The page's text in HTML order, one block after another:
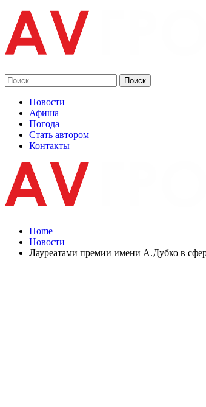
Новости
Афиша
Погода
Стать автором
Контакты
Home
Новости
Лауреатами премии имени А.Дубко в